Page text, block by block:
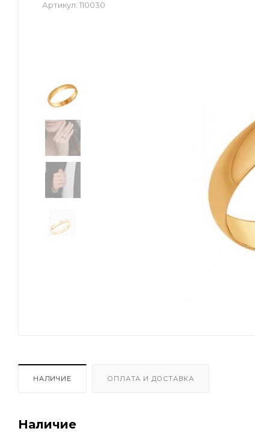
Артикул: 110030
НАЛИЧИЕ ОПЛАТА И ДОСТАВКА
Наличие